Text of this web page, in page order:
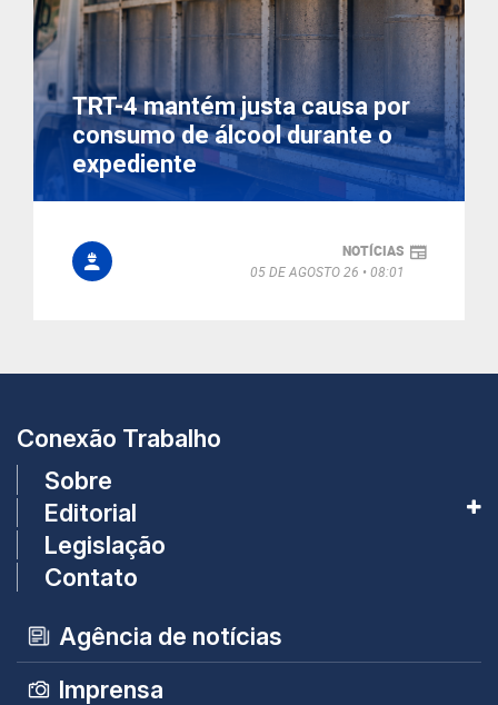
TRT-4 mantém justa causa por
consumo de álcool durante o
expediente
NOTÍCIAS
05 DE AGOSTO 26
08:01
Conexão Trabalho
Sobre
Editorial
Legislação
Contato
Agência de notícias
Imprensa